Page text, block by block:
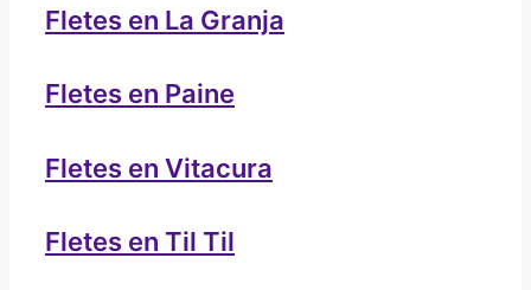
Fletes en La Granja
Fletes en Paine
Fletes en Vitacura
Fletes en Til Til